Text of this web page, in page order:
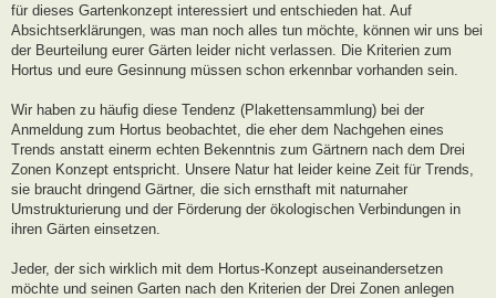
für dieses Gartenkonzept interessiert und entschieden hat. Auf
Absichtserklärungen, was man noch alles tun möchte, können wir uns bei
der Beurteilung eurer Gärten leider nicht verlassen. Die Kriterien zum
Hortus und eure Gesinnung müssen schon erkennbar vorhanden sein.
Wir haben zu häufig diese Tendenz (Plakettensammlung) bei der
Anmeldung zum Hortus beobachtet, die eher dem Nachgehen eines
Trends anstatt einerm echten Bekenntnis zum Gärtnern nach dem Drei
Zonen Konzept entspricht. Unsere Natur hat leider keine Zeit für Trends,
sie braucht dringend Gärtner, die sich ernsthaft mit naturnaher
Umstrukturierung und der Förderung der ökologischen Verbindungen in
ihren Gärten einsetzen.
Jeder, der sich wirklich mit dem Hortus-Konzept auseinandersetzen
möchte und seinen Garten nach den Kriterien der Drei Zonen anlegen